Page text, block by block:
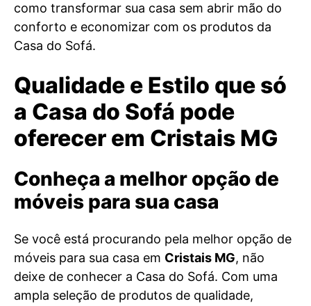
como transformar sua casa sem abrir mão do
conforto e economizar com os produtos da
Casa do Sofá.
Qualidade e Estilo que só
a Casa do Sofá pode
oferecer em Cristais MG
Conheça a melhor opção de
móveis para sua casa
Se você está procurando pela melhor opção de
móveis para sua casa em Cristais MG, não
deixe de conhecer a Casa do Sofá. Com uma
ampla seleção de produtos de qualidade,